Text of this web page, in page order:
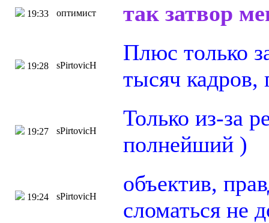
19:33 оптимист так затвор
19:28 sPirtovicH
Плюс только
тысяч кадров,
19:27 sPirtovicH
Только из-за
полнейший )
19:24 sPirtovicH
объектив,
сломаться не